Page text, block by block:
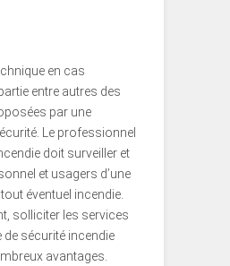
en cas
entre autres des
par une
Le professionnel
doit surveiller et
et usagers d’une
éventuel incendie.
solliciter les services
de sécurité incendie
avantages.